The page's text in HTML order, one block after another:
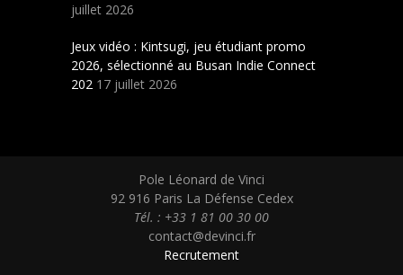
juillet 2026
Jeux vidéo : Kintsugi, jeu étudiant promo
2026, sélectionné au Busan Indie Connect
202 17 juillet 2026
Pole Léonard de Vinci
92 916 Paris La Défense Cedex
Tél. : +33 1 81 00 30 00
contact@devinci.fr
Recrutement